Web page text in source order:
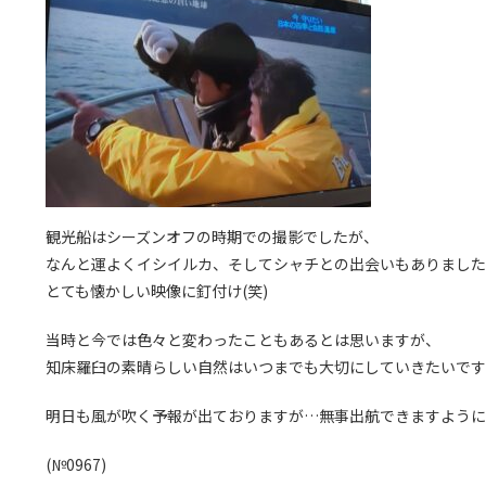
観光船はシーズンオフの時期での撮影でしたが、
なんと運よくイシイルカ、そしてシャチとの出会いもありました
とても懐かしい映像に釘付け(笑)
当時と今では色々と変わったこともあるとは思いますが、
知床羅臼の素晴らしい自然はいつまでも大切にしていきたいです
明日も風が吹く予報が出ておりますが…無事出航できますよう
(№0967)